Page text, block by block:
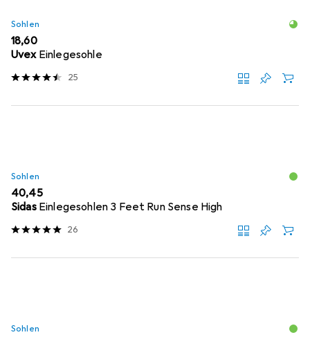
Sohlen
EUR
18,60
Uvex Einlegesohle
25
Sohlen
EUR
40,45
Sidas Einlegesohlen 3 Feet Run Sense High
26
Sohlen